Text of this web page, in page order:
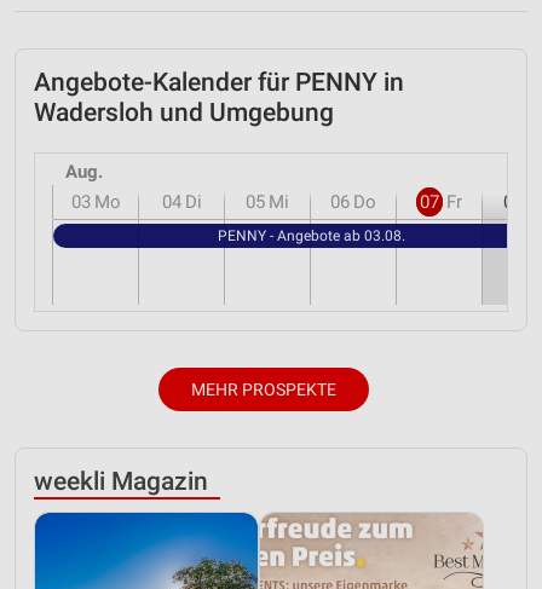
Angebote-Kalender für PENNY in
Wadersloh und Umgebung
Aug.
03 Mo 04 Di 05 Mi 06 Do 07 Fr 08
PENNY - Angebote ab 03.08.
MEHR PROSPEKTE
weekli Magazin